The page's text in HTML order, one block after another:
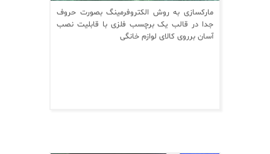
مارکسازی به روش الکتروفرمینگ بصورت حروف
جدا در قالب یک برچسب فلزی با قابلیت نصب
آسان برروی کالای لوازم خانگی